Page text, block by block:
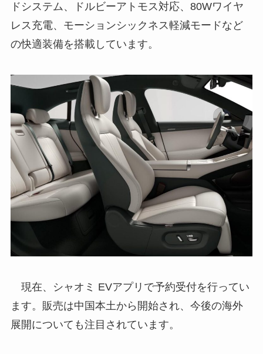
ドシステム、ドルビーアトモス対応、80Wワイヤ
レス充電、モーションシックネス軽減モードなど
の快適装備を搭載しています。
現在、シャオミ EVアプリで予約受付を行ってい
ます。販売は中国本土から開始され、今後の海外
展開についても注目されています。